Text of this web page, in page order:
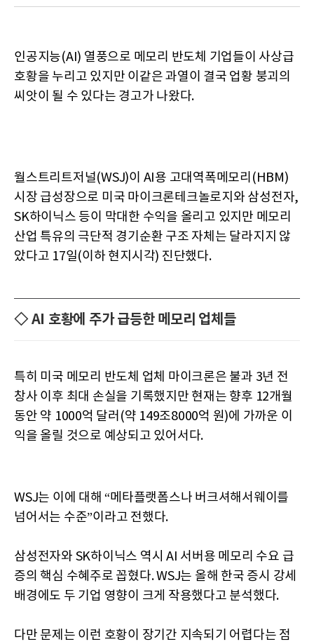
인공지능(AI) 열풍으로 메모리 반도체 기업들이 사상급
호황을 누리고 있지만 이같은 과열이 결국 업황 붕괴의
씨앗이 될 수 있다는 경고가 나왔다.
월스트리트저널(WSJ)이 AI용 고대역폭메모리(HBM)
시장 급성장으로 미국 마이크론테크놀로지와 삼성전자,
SK하이닉스 등이 막대한 수익을 올리고 있지만 메모리
산업 특유의 극단적 경기순환 구조 자체는 달라지지 않
았다고 17일(이하 현지시각) 진단했다.
◇ AI 호황에 주가 급등한 메모리 업체들
특히 미국 메모리 반도체 업체 마이크론은 불과 3년 전
창사 이후 최대 손실을 기록했지만 현재는 향후 12개월
동안 약 1000억 달러(약 149조8000억 원)에 가까운 이
익을 올릴 것으로 예상되고 있어서다.
WSJ는 이에 대해 “메타플랫폼스나 버크셔해서웨이를
넘어서는 수준”이라고 전했다.
삼성전자와 SK하이닉스 역시 AI 서버용 메모리 수요 급
증의 핵심 수혜주로 꼽혔다. WSJ는 올해 한국 증시 강세
배경에도 두 기업 영향이 크게 작용했다고 분석했다.
다만 문제는 이런 호황이 장기간 지속되기 어렵다는 점